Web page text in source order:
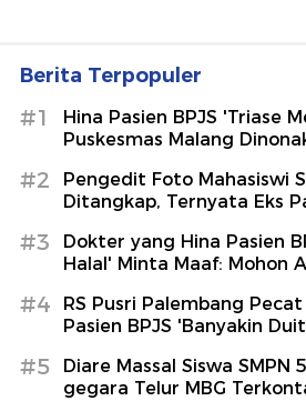
Berita Terpopuler
#1
Hina Pasien BPJS 'Triase
Puskesmas Malang
#2
Pengedit Foto Mahasiswi
Ditangkap, Ternyata Eks
#3
Dokter yang Hina Pasien
Halal' Minta Maaf: Mohon
#4
RS Pusri Palembang
Pasien BPJS 'Banyakin
#5
Diare Massal Siswa SMPN
gegara Telur MBG